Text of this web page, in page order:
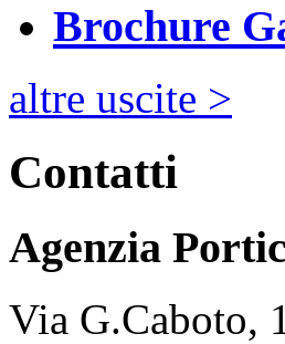
Brochure
altre uscite >
Contatti
Agenzia
Via G.Caboto,